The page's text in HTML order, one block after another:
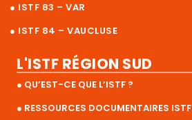
● ISTF 83 – VAR
● ISTF 84 – VAUCLUSE
L'ISTF RÉGION SUD
● QU’EST-CE QUE L’ISTF ?
● RESSOURCES DOCUMENTAIRES ISTF